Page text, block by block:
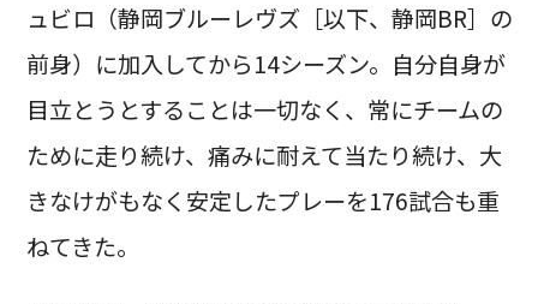
ュビロ（静岡ブルーレヴズ［以下、静岡BR］の
前身）に加入してから14シーズン。自分自身が
目立とうとすることは一切なく、常にチームの
ために走り続け、痛みに耐えて当たり続け、大
きなけがもなく安定したプレーを176試合も重
ねてきた。